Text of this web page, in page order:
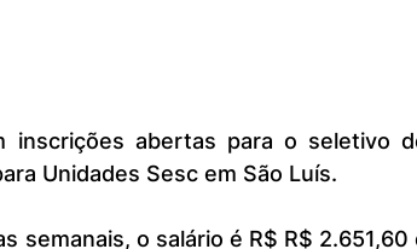
Unidades Sesc em São Luís.